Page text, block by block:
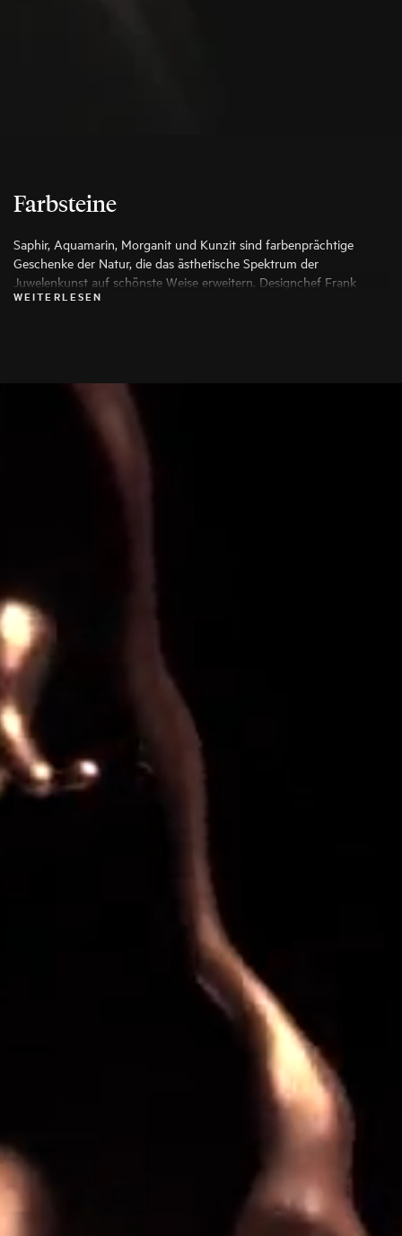
Farbsteine
Saphir, Aquamarin, Morganit und Kunzit sind farbenprächtige
Geschenke der Natur, die das ästhetische Spektrum der
Juwelenkunst auf schönste Weise erweitern. Designchef Frank
Maier wählt für seine Arbeiten ausschließlich die besten Exemplare
WEITERLESEN